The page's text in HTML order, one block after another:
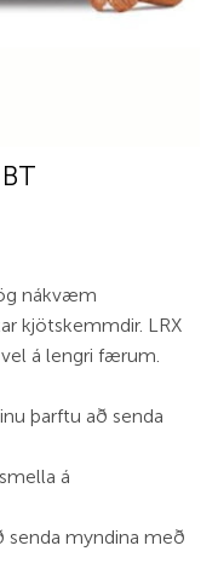
nákvæm
kjötskemmdir. LRX
á lengri færum.
þarftu að senda
á
senda myndina með